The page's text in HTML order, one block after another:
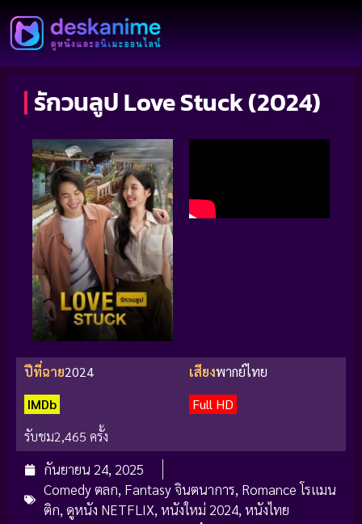
รักวนลูป Love Stuck (2024)
ปีที่ฉาย2024 เสียงพากย์ไทย
IMDb
Full HD
รับชม2,465 ครั้ง
กันยายน 24, 2025
Comedy ตลก, Fantasy จินตนาการ, Romance โรแมน
ติก, ดูหนัง NETFLIX, หนังใหม่ 2024, หนังไทย